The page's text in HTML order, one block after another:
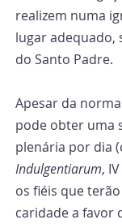
realizem numa
lugar adequado,
do Santo Padre.
Apesar da
pode obter uma
plenária por dia
Indulgentiarum,
os fiéis que
caridade a favor